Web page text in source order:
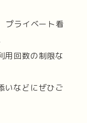
プライベート看
用回数の制限な
いなどにぜひご